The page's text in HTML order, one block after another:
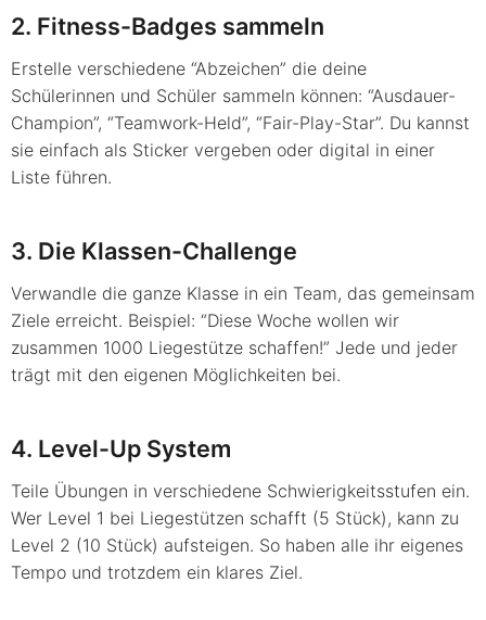
2. Fitness-Badges sammeln
Erstelle verschiedene “Abzeichen” die deine
Schülerinnen und Schüler sammeln können: “Ausdauer-
Champion”, “Teamwork-Held”, “Fair-Play-Star”. Du kannst
sie einfach als Sticker vergeben oder digital in einer
Liste führen.
3. Die Klassen-Challenge
Verwandle die ganze Klasse in ein Team, das gemeinsam
Ziele erreicht. Beispiel: “Diese Woche wollen wir
zusammen 1000 Liegestütze schaffen!” Jede und jeder
trägt mit den eigenen Möglichkeiten bei.
4. Level-Up System
Teile Übungen in verschiedene Schwierigkeitsstufen ein.
Wer Level 1 bei Liegestützen schafft (5 Stück), kann zu
Level 2 (10 Stück) aufsteigen. So haben alle ihr eigenes
Tempo und trotzdem ein klares Ziel.